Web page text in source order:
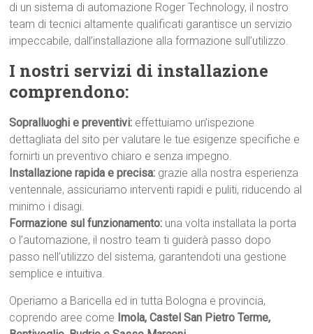
di un sistema di automazione Roger Technology, il nostro
team di tecnici altamente qualificati garantisce un servizio
impeccabile, dall’installazione alla formazione sull’utilizzo.
I nostri servizi di installazione
comprendono:
Sopralluoghi e preventivi: effettuiamo un’ispezione
dettagliata del sito per valutare le tue esigenze specifiche e
fornirti un preventivo chiaro e senza impegno.
Installazione rapida e precisa: grazie alla nostra esperienza
ventennale, assicuriamo interventi rapidi e puliti, riducendo al
minimo i disagi.
Formazione sul funzionamento: una volta installata la porta
o l’automazione, il nostro team ti guiderà passo dopo
passo nell’utilizzo del sistema, garantendoti una gestione
semplice e intuitiva.
Operiamo a Baricella ed in tutta Bologna e provincia,
coprendo aree come Imola, Castel San Pietro Terme,